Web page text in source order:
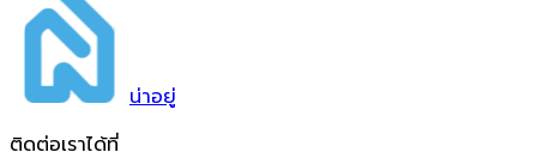
น่าอยู่
ติดต่อเราได้ที่